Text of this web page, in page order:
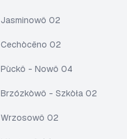
Jasminowô 02
Cechòcëno 02
Pùckô - Nowô 04
Brzózkòwô - Szkòła 02
Wrzosowô 02